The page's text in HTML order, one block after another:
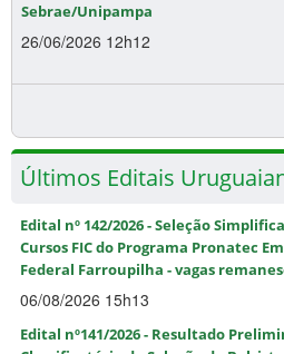
Sebrae/Unipampa
26/06/2026 12h12
Últimos Editais
Edital nº 142/2026 - Seleção
Cursos FIC do Programa Pronatec
Federal Farroupilha - vagas
06/08/2026 15h13
Edital nº141/2026 - Resultado